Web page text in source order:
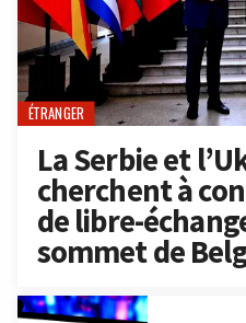
ÉTRANGER
La Serbie et
cherchent à
de libre-
sommet de